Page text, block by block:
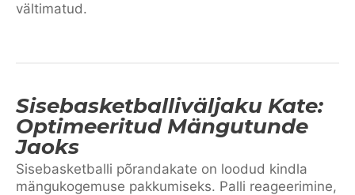
vältimatud.
Sisebasketballiväljaku Kate:
Optimeeritud Mängutunde
Jaoks
Sisebasketballi põrandakate on loodud kindla
mängukogemuse pakkumiseks. Palli reageerimine,